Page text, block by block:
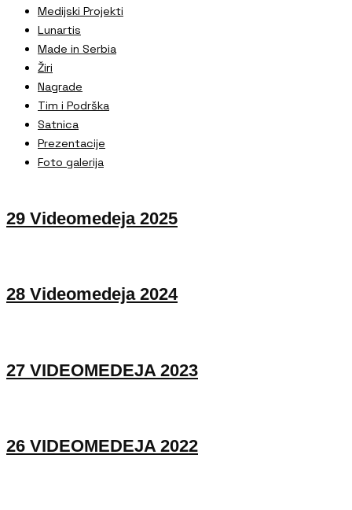
Medijski Projekti
Lunartis
Made in Serbia
Žiri
Nagrade
Tim i Podrška
Satnica
Prezentacije
Foto galerija
29 Videomedeja 2025
28 Videomedeja 2024
27 VIDEOMEDEJA 2023
26 VIDEOMEDEJA 2022